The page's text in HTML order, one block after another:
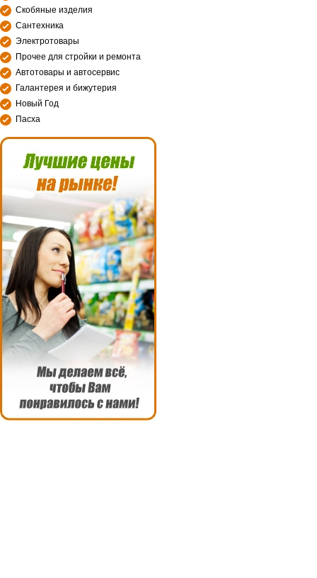
Скобяные изделия
Сантехника
Электротовары
Прочее для стройки и ремонта
Автотовары и автосервис
Галантерея и бижутерия
Новый Год
Пасха